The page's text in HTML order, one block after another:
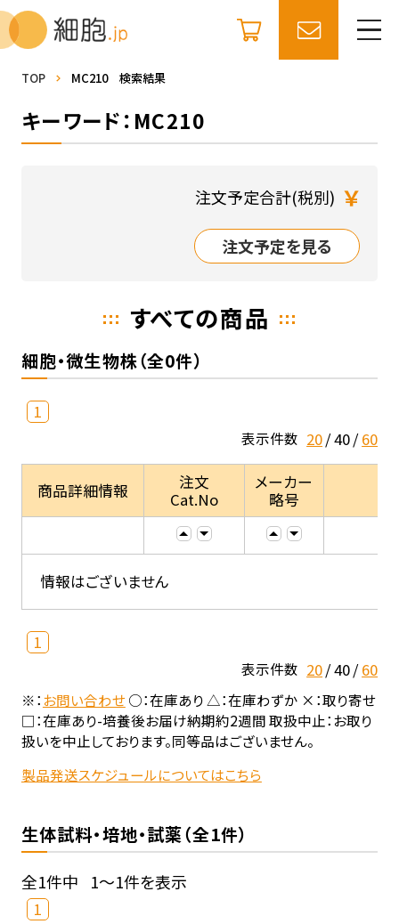
TOP MC210 検索結果
キーワード：MC210
注文予定合計(税別) ￥
注文予定を見る
すべての商品
細胞・微生物株（全0件）
1
表示件数 20 40 60
商品詳細情報
注文
Cat.No
メーカー
略号
情報はございません
1
表示件数 20 40 60
※：お問い合わせ○：在庫あり △：在庫わずか ×：取り寄せ
□：在庫あり-培養後お届け納期約2週間 取扱中止：お取り
扱いを中止しております。同等品はございません。
製品発送スケジュールについてはこちら
生体試料・培地・試薬（全1件）
全1件中 1～1件を表示
1